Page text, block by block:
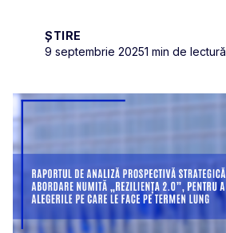
ȘTIRE
9 septembrie 20251 min de lectură